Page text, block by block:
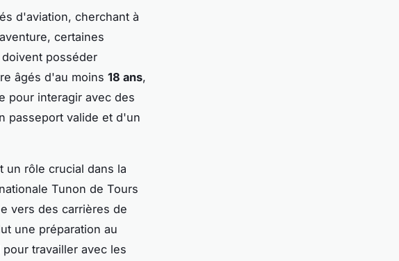
d'aviation, cherchant à
certaines
posséder
âgés d'au moins 18 ans,
pour interagir avec des
passeport valide et d'un
un rôle crucial dans la
Tunon de Tours
vers des carrières de
une préparation au
travailler avec les